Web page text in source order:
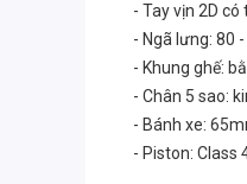
- Tay vịn 2D có
- Ngã lưng: 80
- Khung ghế:
- Chân 5 sao:
- Bánh xe:
- Piston: Class